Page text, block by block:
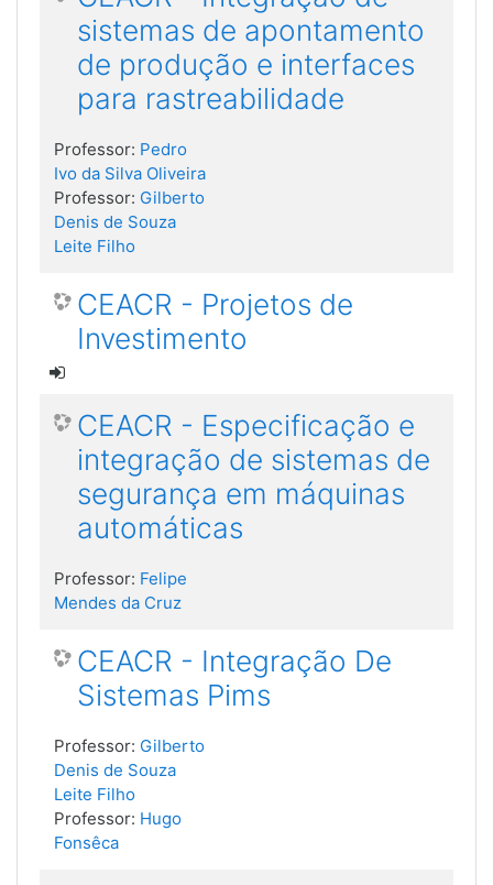
sistemas de apontamento
de produção e interfaces
para rastreabilidade
Professor: Pedro
Ivo da Silva Oliveira
Professor: Gilberto
Denis de Souza
Leite Filho
CEACR - Projetos de
Investimento
CEACR - Especificação e
integração de sistemas de
segurança em máquinas
automáticas
Professor: Felipe
Mendes da Cruz
CEACR - Integração De
Sistemas Pims
Professor: Gilberto
Denis de Souza
Leite Filho
Professor: Hugo
Fonsêca